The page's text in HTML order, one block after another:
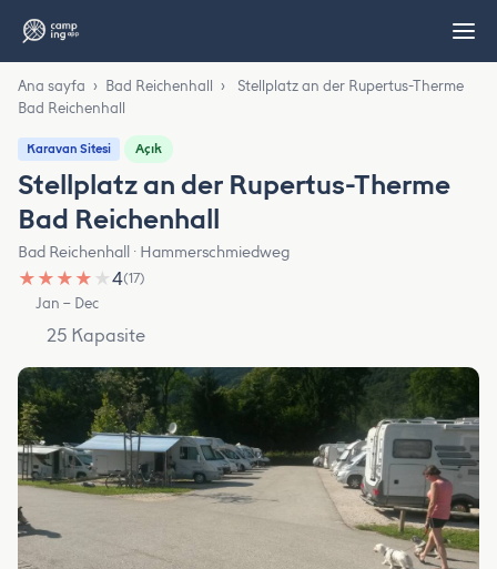
Ana sayfa › Bad Reichenhall ›
Stellplatz an der Rupertus-Therme
Bad Reichenhall
Karavan Sitesi Açık
Stellplatz an der Rupertus-Therme
Bad Reichenhall
Bad Reichenhall · Hammerschmiedweg
★ ★ ★ ★ ★4(17)
Jan – Dec
25 Kapasite